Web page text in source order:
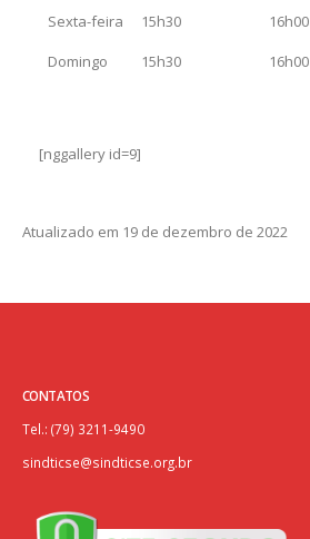
Sexta-feira 15h30 16h00
Domingo
15h30 16h00
[nggallery id=9]
Atualizado em 19 de dezembro de 2022
CONTATOS
Tel.: (79) 3211-9490
sindticse@sindticse.org.br